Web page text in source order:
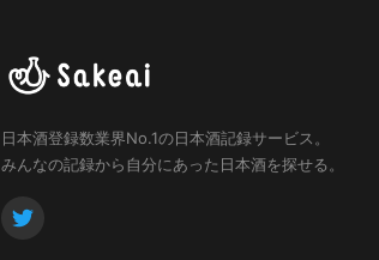
日本酒登録数業界No.1の日本酒記録サービス。
みんなの記録から自分にあった日本酒を探せる。